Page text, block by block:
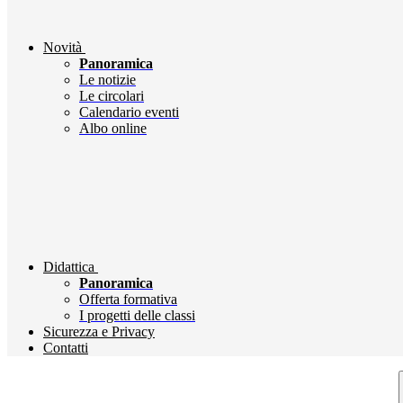
Novità
Panoramica
Le notizie
Le circolari
Calendario eventi
Albo online
Didattica
Panoramica
Offerta formativa
I progetti delle classi
Sicurezza e Privacy
Contatti